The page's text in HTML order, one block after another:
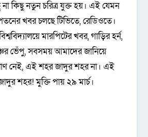
না কিছু নতুন চরিত্র যুক্ত হয়। এই যেমন
খবর চলছে টিভিতে, রেডিওতে।
মারপিটের খবর, গাড়ির হর্ন,
ভেঁপু, সবসময় আমাদের জানিয়ে
নেই, এই শহর জাদুর শহর না। এই
শহর! মুক্তি পায় ২৯ মার্চ।